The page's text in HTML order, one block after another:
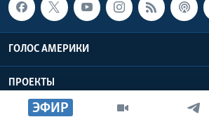
ЭФИР
ГОЛОС АМЕРИКИ
ПРОЕКТЫ